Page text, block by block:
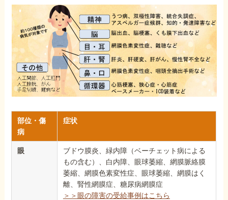
部位・傷
病
症状
眼
ブドウ膜炎、緑内障（ベーチェット病による
もの含む）、白内障、眼球萎縮、網膜脈絡膜
萎縮、網膜色素変性症、眼球萎縮、網膜はく
離、腎性網膜症、糖尿病網膜症
＞＞眼の障害の受給事例はこちら